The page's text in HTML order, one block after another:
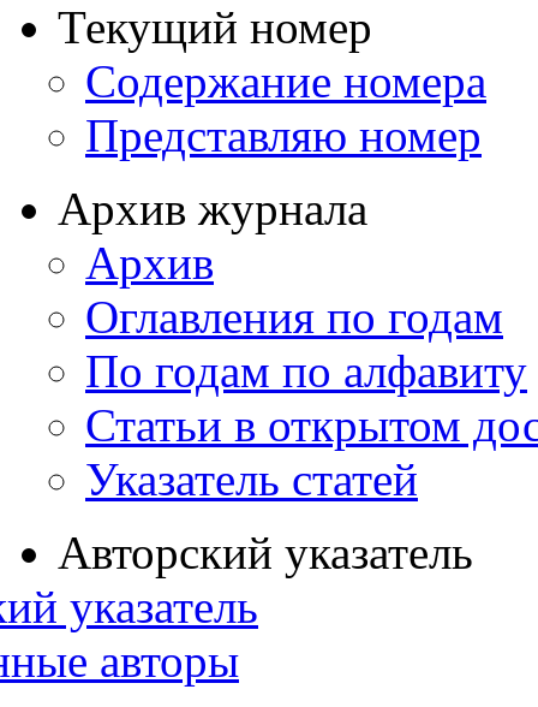
Текущий номер
Содержание номера
Представляю номер
Архив журнала
Архив
Оглавления по годам
По годам по алфавиту
Статьи в открытом
Указатель статей
Авторский указатель
указатель
авторы